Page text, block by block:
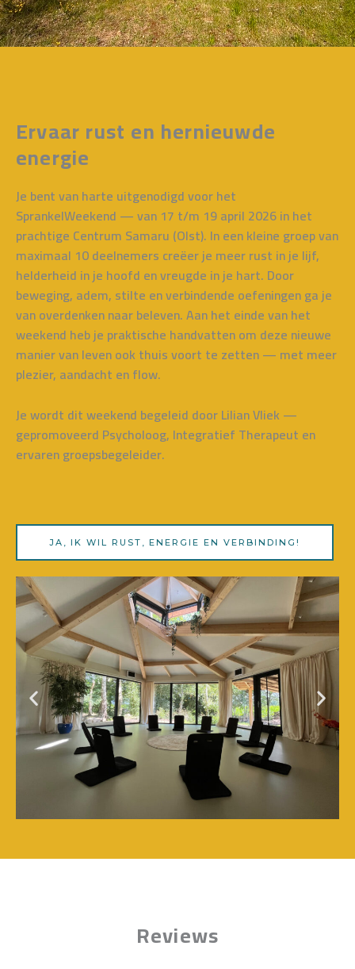
Ervaar rust en hernieuwde
energie
Je bent van harte uitgenodigd voor het
SprankelWeekend — van 17 t/m 19 april 2026in het
prachtige Centrum Samaru (Olst). In een kleine groep van
maximaal 10 deelnemers creëer je meerrust in je lijf,
helderheid in je hoofd envreugde in je hart. Door
beweging, adem, stilte en verbindende oefeningen ga je
van overdenken naar beleven. Aan het einde van het
weekend heb je praktische handvatten om deze nieuwe
manier van leven ook thuis voort te zetten — met meer
plezier, aandacht en flow.
Je wordt dit weekend begeleid door Lilian Vliek —
gepromoveerd Psycholoog, Integratief Therapeut en
ervaren groepsbegeleider.
JA, IK WIL RUST, ENERGIE EN VERBINDING!
Reviews